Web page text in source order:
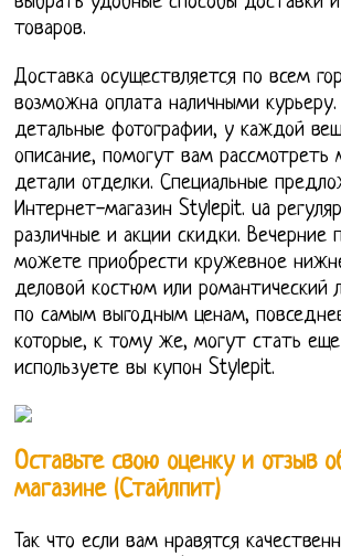
товаров.
Доставка осуществляется по всем
возможна оплата наличными
детальные фотографии, у каждой
описание, помогут вам рассмотреть
детали отделки. Специальные
Интернет-магазин Stylepit. ua
различные и акции скидки. Вечерние
можете приобрести кружевное
деловой костюм или романтический
по самым выгодным ценам,
которые, к тому же, могут стать
используете вы купон Stylepit.
Оставьте свою оценку и отзыв
магазине (Стайлпит)
Так что если вам нравятся